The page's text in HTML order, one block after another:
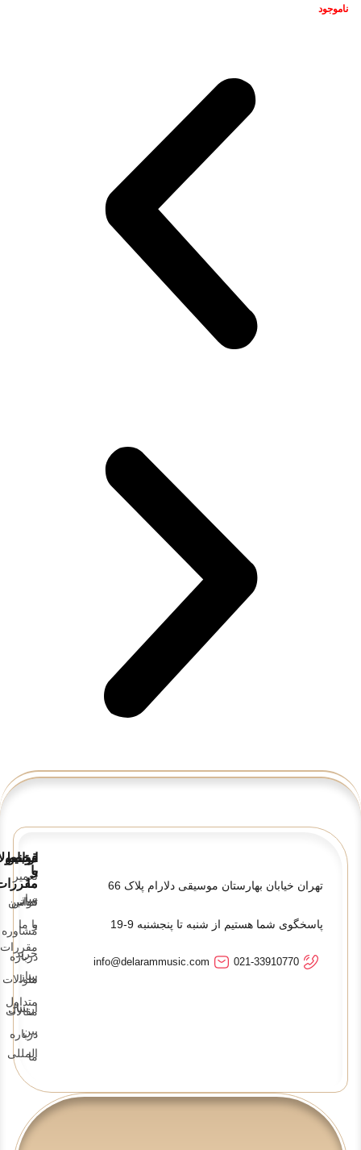
ناموجود
تهران خیابان بهارستان موسیقی دلارام پلاک 66
پاسخگوی شما هستیم از شنبه تا پنجشنبه 9-19
021-33910770
info@delarammusic.com
تعمیر
ساز
مشاوره
خرید
ساز
ارسال
بین
المللی
قوانین
و
قوانین
و
مقررات
سوالات
متداول
درباره
ما
ارتباط
با
ما
تماس
با ما
درباره
ما
مقالات